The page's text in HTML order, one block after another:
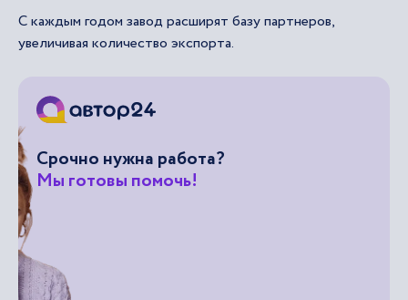
С каждым годом завод расширят базу партнеров,
увеличивая количество экспорта.
Срочно нужна работа?
Мы готовы помочь!